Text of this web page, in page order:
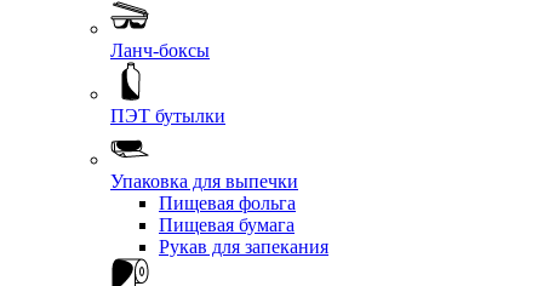
Ланч-боксы
ПЭТ бутылки
Упаковка для выпечки
Пищевая фольга
Пищевая бумага
Рукав для запекания